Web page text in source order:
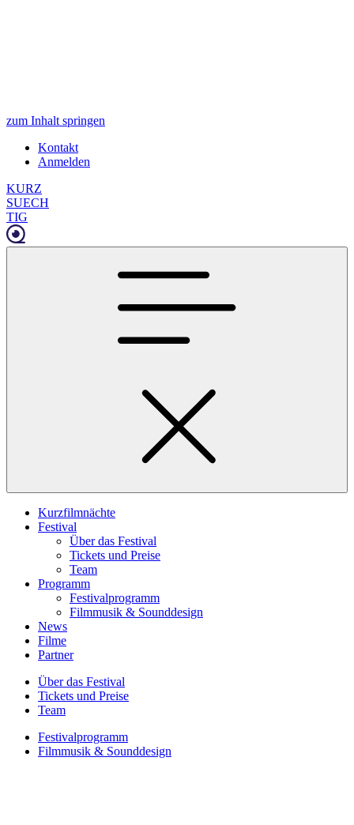
zum Inhalt springen
Kontakt
Anmelden
KURZ
SUECH
TIG
Kurzfilmnächte
Festival
Über das Festival
Tickets und Preise
Team
Programm
Festivalprogramm
Filmmusik & Sounddesign
News
Filme
Partner
Über das Festival
Tickets und Preise
Team
Festivalprogramm
Filmmusik & Sounddesign